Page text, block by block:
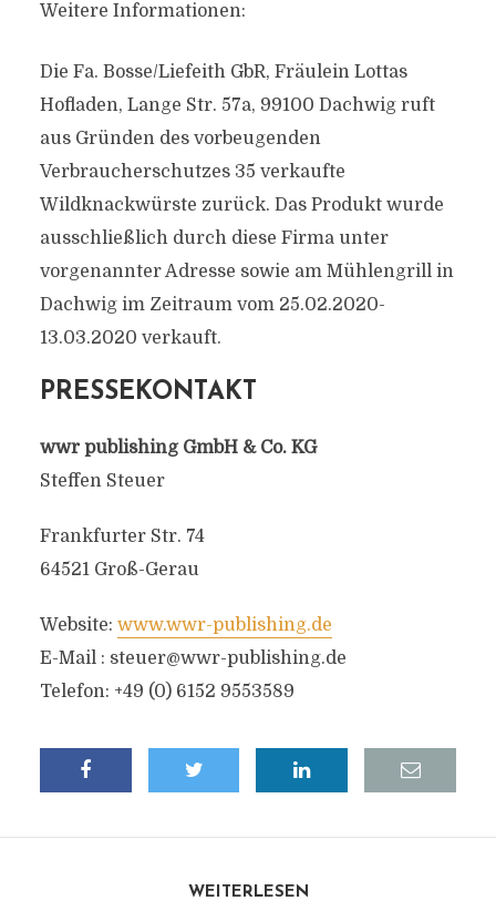
Weitere Informationen:
Die Fa. Bosse/Liefeith GbR, Fräulein Lottas
Hofladen, Lange Str. 57a, 99100 Dachwig ruft
aus Gründen des vorbeugenden
Verbraucherschutzes 35 verkaufte
Wildknackwürste zurück. Das Produkt wurde
ausschließlich durch diese Firma unter
vorgenannter Adresse sowie am Mühlengrill in
Dachwig im Zeitraum vom 25.02.2020-
13.03.2020 verkauft.
PRESSEKONTAKT
wwr publishing GmbH & Co. KG
Steffen Steuer
Frankfurter Str. 74
64521 Groß-Gerau
Website: www.wwr-publishing.de
E-Mail : steuer@wwr-publishing.de
Telefon: +49 (0) 6152 9553589
WEITERLESEN